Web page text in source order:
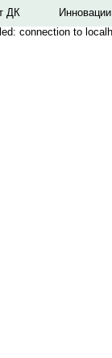
ДК
Инновации
connection to